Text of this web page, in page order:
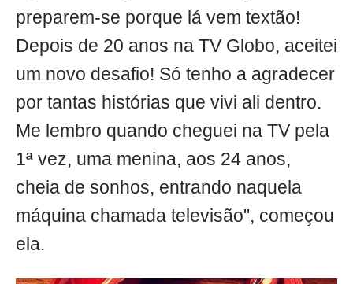
preparem-se porque lá vem textão!
Depois de 20 anos na TV Globo, aceitei
um novo desafio! Só tenho a agradecer
por tantas histórias que vivi ali dentro.
Me lembro quando cheguei na TV pela
1ª vez, uma menina, aos 24 anos,
cheia de sonhos, entrando naquela
máquina chamada televisão", começou
ela.